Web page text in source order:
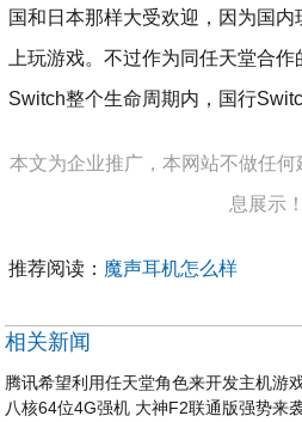
国和日本那样大受欢迎，因为国
上玩游戏。不过作为同任天堂合
Switch整个生命周期内，国行
本文为企业推广，本网站不做任
息展示！
推荐阅读： 魔声耳机怎么样
相关新闻
腾讯希望利用任天堂角色来开发主机游
八核64位4G强机 大神F2联通版强势来